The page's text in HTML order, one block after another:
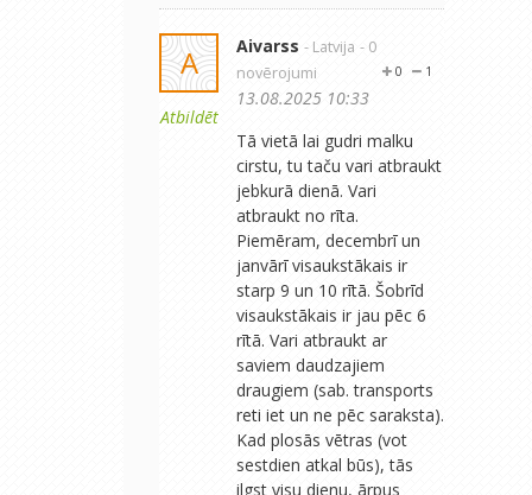
A
Atbildēt
Aivarss - Latvija - 0
novērojumi
1
0
13.08.2025 10:33
Tā vietā lai gudri malku
cirstu, tu taču vari atbraukt
jebkurā dienā. Vari
atbraukt no rīta.
Piemēram, decembrī un
janvārī visaukstākais ir
starp 9 un 10 rītā. Šobrīd
visaukstākais ir jau pēc 6
rītā. Vari atbraukt ar
saviem daudzajiem
draugiem (sab. transports
reti iet un ne pēc saraksta).
Kad plosās vētras (vot
sestdien atkal būs), tās
ilgst visu dienu, ārpus